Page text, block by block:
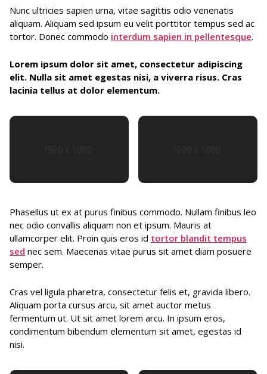
Nunc ultricies sapien urna, vitae sagittis odio venenatis
aliquam. Aliquam sed ipsum eu velit porttitor tempus sed ac
tortor. Donec commodo interdum sapien in pellentesque.
Lorem ipsum dolor sit amet, consectetur adipiscing
elit. Nulla sit amet egestas nisi, a viverra risus. Cras
lacinia tellus at dolor elementum.
Phasellus ut ex at purus finibus commodo. Nullam finibus leo
nec odio convallis aliquam non et ipsum. Mauris at
ullamcorper elit. Proin quis eros id tortor blandit tempus
sed nec sem. Maecenas vitae purus sit amet diam posuere
semper.
Cras vel ligula pharetra, consectetur felis et, gravida libero.
Aliquam porta cursus arcu, sit amet auctor metus
fermentum ut. Ut sit amet lorem arcu. In ipsum eros,
condimentum bibendum elementum sit amet, egestas id
nisi.